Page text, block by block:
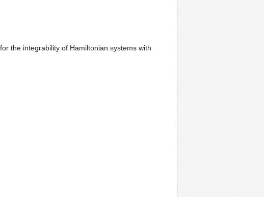
the integrability of Hamiltonian systems with